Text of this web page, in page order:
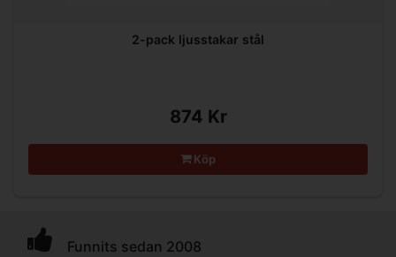
2-pack ljusstakar stål
874 Kr
Köp
Funnits sedan 2008